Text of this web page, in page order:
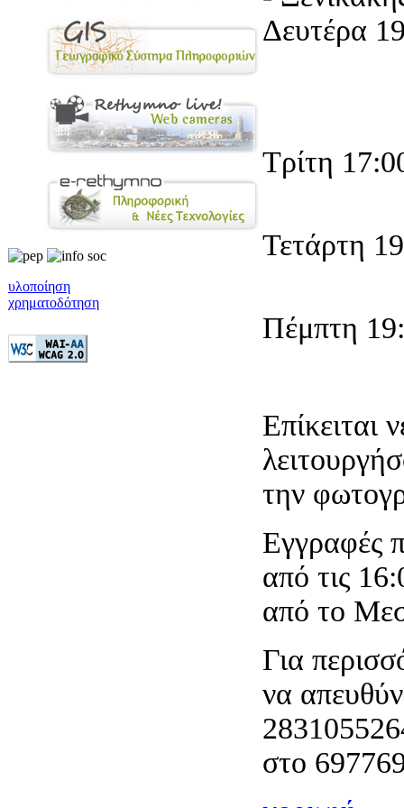
υλοποίηση
χρηματοδότηση
Δευτέρα
Τρίτη
Τετάρτη
Πέμπτη
Επίκειται
την
Εγγραφές
από τις
από το
Για
να
στο